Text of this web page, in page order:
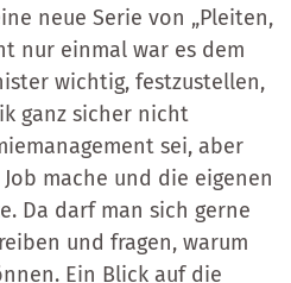
neue Serie von „Pleiten,
nur einmal war es dem
wichtig, festzustellen,
ganz sicher nicht
sei, aber
mache und die eigenen
Da darf man sich gerne
und fragen, warum
Ein Blick auf die